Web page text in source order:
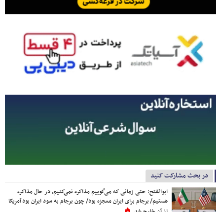
در بحث مشارکت کنید
ابوالفتح: حتی زمانی که می‌گوییم مذاکره نمی‌کنیم، در حال مذاکره
هستیم/ برجام برای ایران معجزه بود/ چون برجام به سود ایران بود آمریکا